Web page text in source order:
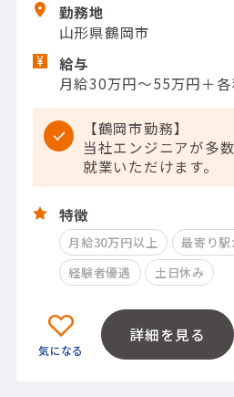
勤務地
山形県鶴岡市
給与
月給30万円～55万円＋
【鶴岡市勤務】
当社エンジニアが多
就業いただけます。
特徴
月給30万円以上
最寄り
経験者優遇
土日休み
詳細を見る